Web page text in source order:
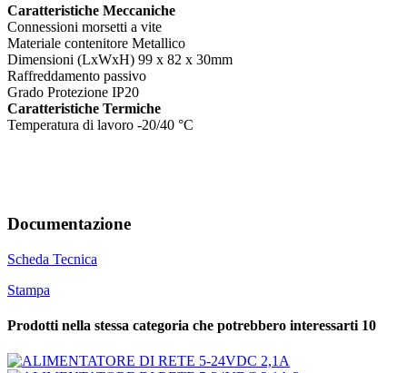
Caratteristiche Meccaniche
Connessioni morsetti a vite
Materiale contenitore Metallico
Dimensioni (LxWxH) 99 x 82 x 30mm
Raffreddamento passivo
Grado Protezione IP20
Caratteristiche Termiche
Temperatura di lavoro -20/40 °C
Documentazione
Scheda Tecnica
Stampa
Prodotti nella stessa categoria che potrebbero interessarti 10